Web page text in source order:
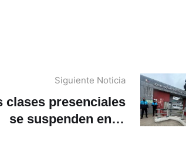
Siguiente Noticia
clases presenciales
se suspenden en la